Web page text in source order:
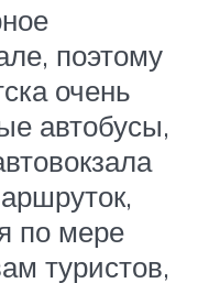
поэтому
очень
автобусы,
по мере
туристов,